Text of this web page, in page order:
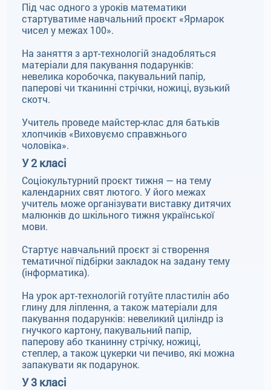
Під час одного з уроків математики
стартуватиме навчальний проєкт «Ярмарок
чисел у межах 100».
На заняття з арт-технологій знадобляться
матеріали для пакування подарунків:
невелика коробочка, пакувальний папір,
паперові чи тканинні стрічки, ножиці, вузький
скотч.
Учитель проведе майстер-клас для батьків
хлопчиків «Виховуємо справжнього
чоловіка».
У 2 класі
Соціокультурний проєкт тижня — на тему
календарних свят лютого. У його межах
учитель може організувати виставку дитячих
малюнків до шкільного тижня української
мови.
Стартує навчальний проєкт зі створення
тематичної підбірки закладок на задану тему
(інформатика).
На урок арт-технологій готуйте пластилін або
глину для ліплення, а також матеріали для
пакування подарунків: невеликий циліндр із
гнучкого картону, пакувальний папір,
паперову або тканинну стрічку, ножиці,
степлер, а також цукерки чи печиво, які можна
запакувати як подарунок.
У 3 класі